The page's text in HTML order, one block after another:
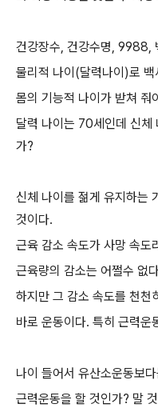
건강장수, 건강수명, 9988,
물리적 나이(달력나이)로
몸의 기능적 나이가 받쳐 줘
달력 나이는 70세인데 신체
가?
신체 나이를 젊게 유지하는
것이다.
근육 감소 속도가 사망 속도
근육량의 감소는 어쩔수 없
하지만 그 감소 속도를 천천
바로 운동이다. 특히 근력운
나이 들어서 유산소운동보
근력운동을 할 것인가? 말